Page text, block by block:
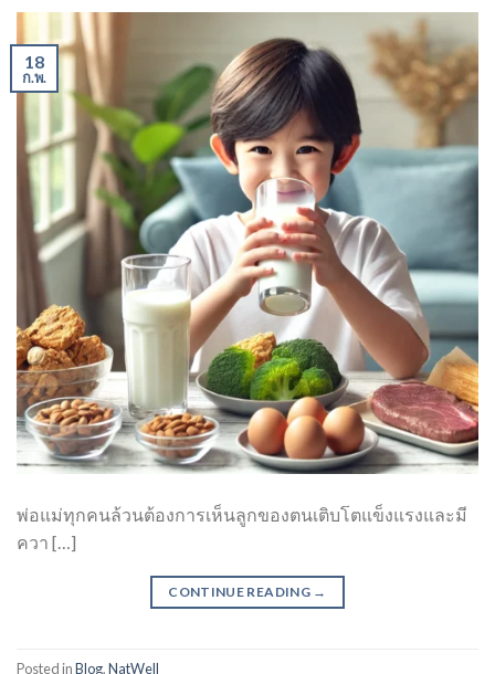
18
ก.พ.
พ่อแม่ทุกคนล้วนต้องการเห็นลูกของตนเติบโตแข็งแรงและมี
ควา […]
CONTINUE READING →
Posted inBlog,NatWell